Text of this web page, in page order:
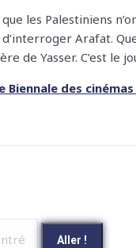
les Palestiniens
Arafat.
de Yasser. C’est
Biennale des